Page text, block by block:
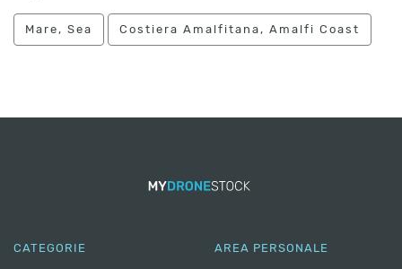
Mare, Sea Costiera Amalfitana, Amalfi Coast
CATEGORIE AREA PERSONALE